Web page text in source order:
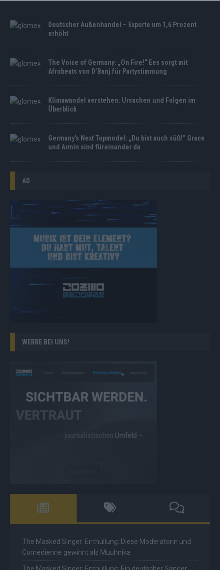
Deutscher Außenhandel – Exporte um 1,6 Prozent
erhöht
The Voice of Germany: „On Fire!“ Ees sorgt mit
Afrobeats von D’Banj für Partystimmung
Klimawandel verstehen: Ursachen und Folgen im
Überblick
Germany’s Next Topmodel: „Du bist auch süß!“ Grace
und Armin sind füreinander da
AD
WERBE BEI UNS!
The Masked Singer: Enthüllung: Diese Moderatorin und
Comedienne gewinnt als Muuhnika